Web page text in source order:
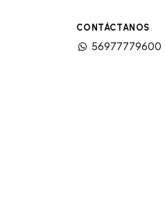
CONTÁCTANOS
56977779600